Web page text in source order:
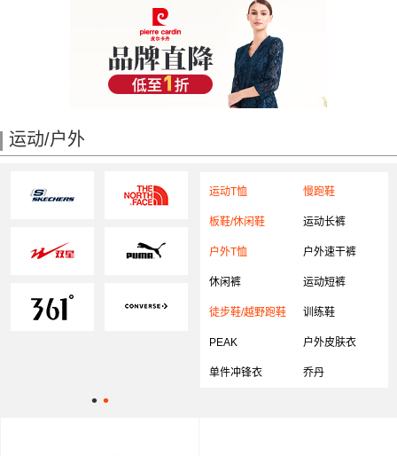
运动/户外
• •
运动T恤 慢跑鞋
板鞋/休闲鞋 运动长裤
户外T恤 户外速干裤
休闲裤 运动短裤
徒步鞋/越野跑鞋 训练鞋
PEAK 户外皮肤衣
单件冲锋衣 乔丹